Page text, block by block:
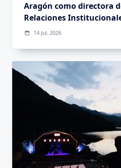
Aragón como directora
Relaciones
14 Jul, 2026